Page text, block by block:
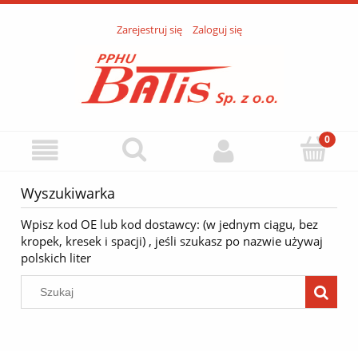
Zarejestruj się Zaloguj się
Wyszukiwarka
Wpisz kod OE lub kod dostawcy: (w jednym ciągu, bez
kropek, kresek i spacji) , jeśli szukasz po nazwie używaj
polskich liter